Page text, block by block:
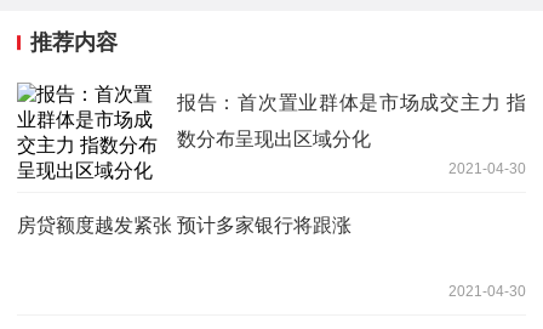
推荐内容
报告：首次置业群体是市场成交主力 指
数分布呈现出区域分化
2021-04-30
房贷额度越发紧张 预计多家银行将跟涨
2021-04-30